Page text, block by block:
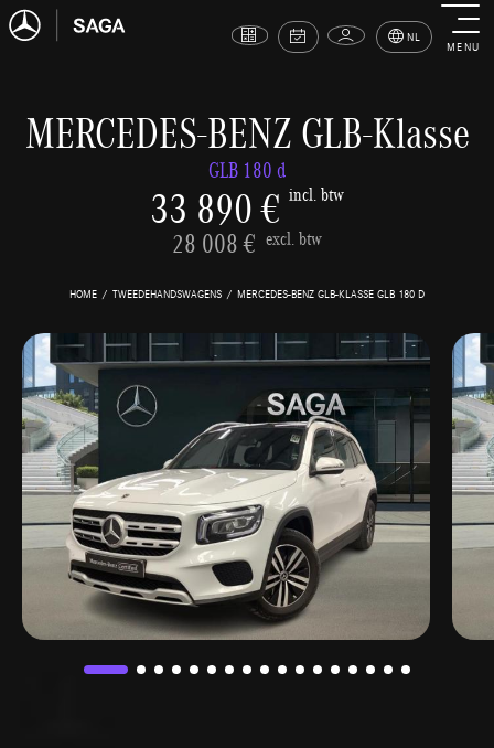
NL
MENU
MERCEDES-BENZ GLB-Klasse
GLB 180 d
33 890 € incl. btw
28 008 € excl. btw
HOME TWEEDEHANDSWAGENS MERCEDES-BENZ GLB-KLASSE GLB 180 D